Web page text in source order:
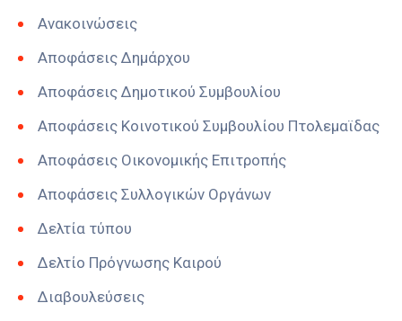
Ανακοινώσεις
Αποφάσεις Δημάρχου
Αποφάσεις Δημοτικού Συμβουλίου
Αποφάσεις Κοινοτικού Συμβουλίου Πτολεμαϊδας
Αποφάσεις Οικονομικής Επιτροπής
Αποφάσεις Συλλογικών Οργάνων
Δελτία τύπου
Δελτίο Πρόγνωσης Καιρού
Διαβουλεύσεις